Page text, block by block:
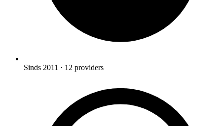
Sinds 2011 · 12 providers